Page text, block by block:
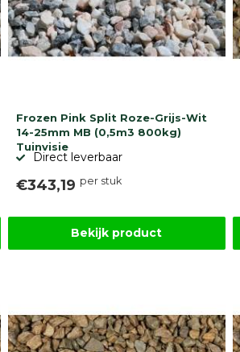
Frozen Pink Split Roze-Grijs-Wit
14-25mm MB (0,5m3 800kg)
Tuinvisie
Direct leverbaar
€343,19 per stuk
Bekijk product